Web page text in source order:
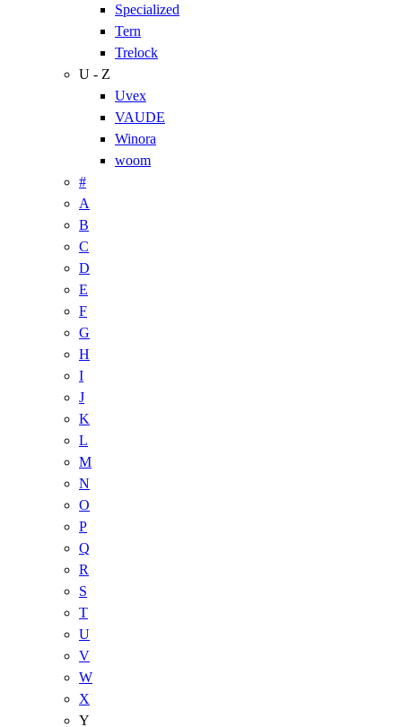
Specialized
Tern
Trelock
U - Z
Uvex
VAUDE
Winora
woom
#
A
B
C
D
E
F
G
H
I
J
K
L
M
N
O
P
Q
R
S
T
U
V
W
X
Y